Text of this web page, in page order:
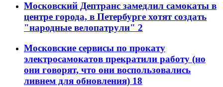
Московский Дептранс замедлил самокаты в
центре города, в Петербурге хотят создать
"народные велопатрули" 2
Московские сервисы по прокату
электросамокатов прекратили работу (но
они говорят, что они воспользовались
ливнем для обновления) 18